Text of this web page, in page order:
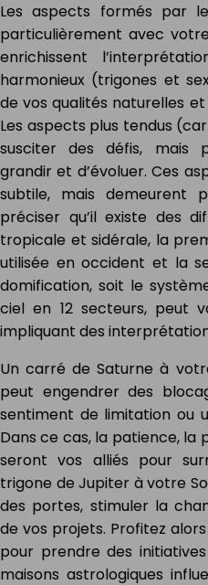
Les aspects formés par
particulièrement avec
enrichissent
harmonieux (trigones et
de vos qualités naturelles
Les aspects plus tendus
susciter des défis, mais
grandir et d’évoluer. Ces
subtile, mais demeurent
préciser qu’il existe des
tropicale et sidérale, la
utilisée en occident et la
domification, soit le
ciel en 12 secteurs, peut
impliquant des
Un carré de Saturne à
peut engendrer des
sentiment de limitation ou
Dans ce cas, la patience, la
seront vos alliés pour
trigone de Jupiter à votre
des portes, stimuler la
de vos projets. Profitez
pour prendre des
maisons astrologiques